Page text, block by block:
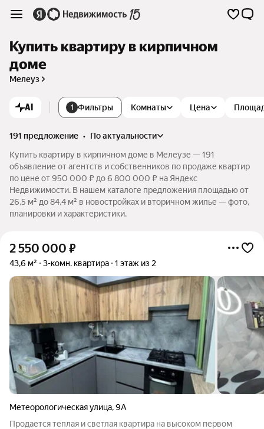
Купить квартиру в кирпичном
доме
Мелеуз
AI 1 Фильтры Комнаты Цена
191 предложение •
по актуальности
Купить квартиру в кирпичном доме в Мелеузе — 191
объявление от агентств и собственников по продаже квартир
по цене от 950 000 ₽ до 6 800 000 ₽ на Яндекс
Недвижимости. В нашем каталоге предложения площадью от
26,5 м² до 84,4 м² в новостройках и вторичном жилье — фото,
планировки и характеристики.
2 550 000 ₽
43,6 м² 3-комн. квартира 1 этаж из 2
Метеорологическая улица,9А
Продается теплая и светлая квартира на высоком первом